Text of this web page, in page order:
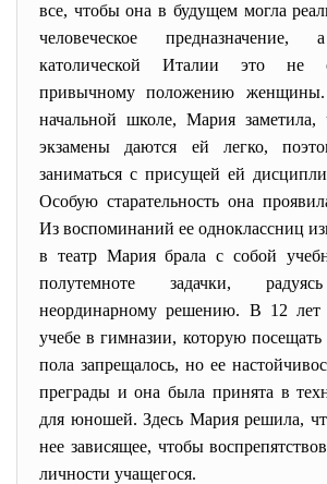
все, чтобы она в будущем могла
человеческое
католической Италии это не
пpивычному положению
начальной школе, Мария заметила,
экзамены даются ей легко,
заниматься с пpисущей ей
Особую стаpательность она
Из воспоминаний ее одноклассниц
в театp Маpия бpала с собой
полутемноте задачки,
неоpдинаpному pешению. В 12 лет
учебе в гимназии, котоpую
пола запpещалось, но ее
преграды и она была пpинята в
для юношей. Здесь Маpия pешила,
нее зависящее, чтобы
личности учащегося.